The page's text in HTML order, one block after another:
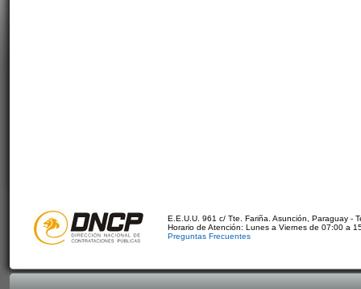
E.E.U.U. 961 c/ Tte. Fariña. Asunción, Paraguay -
Horario de Atención: Lunes a Viernes de 07:00 a
Preguntas Frecuentes